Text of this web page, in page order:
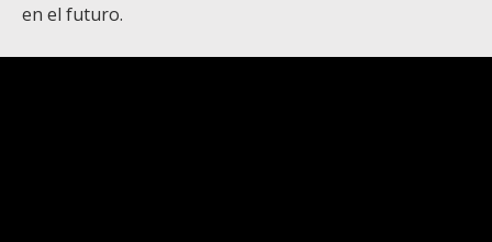
en el futuro.